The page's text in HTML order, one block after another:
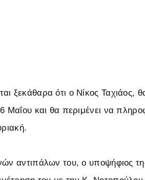
ξεκάθαρα ότι ο Νίκος Ταχιάος,
Μαΐου και θα περιμένει να
αντιπάλων του, ο υποψήφιος